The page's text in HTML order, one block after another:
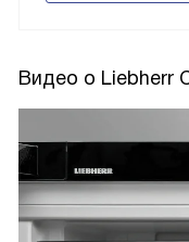
Видео о Liebherr